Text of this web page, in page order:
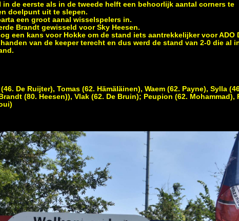
in de eerste als in de tweede helft een behoorlijk aantal corners te
doelpunt uit te slepen.
een groot aanal wisselspelers in.
Brandt gewisseld voor Sky Heesen.
een kans voor Hokke om de stand iets aantrekkelijker voor ADO
van de keeper terecht en dus werd de stand van 2-0 die al
De Ruijter), Tomas (62. Hämäläinen), Waem (62. Payne), Sylla
(80. Heesen)), Vlak (62. De Bruin); Peupion (62. Mohammad),